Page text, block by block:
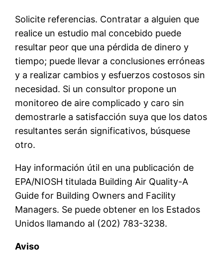
Solicite referencias. Contratar a alguien que
realice un estudio mal concebido puede
resultar peor que una pérdida de dinero y
tiempo; puede llevar a conclusiones erróneas
y a realizar cambios y esfuerzos costosos sin
necesidad. Si un consultor propone un
monitoreo de aire complicado y caro sin
demostrarle a satisfacción suya que los datos
resultantes serán significativos, búsquese
otro.
Hay información útil en una publicación de
EPA/NIOSH titulada Building Air Quality-A
Guide for Building Owners and Facility
Managers. Se puede obtener en los Estados
Unidos llamando al (202) 783-3238.
Aviso